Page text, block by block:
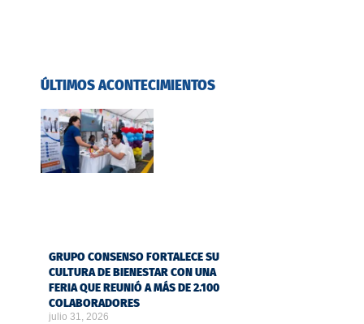
ÚLTIMOS ACONTECIMIENTOS
GRUPO CONSENSO FORTALECE SU
CULTURA DE BIENESTAR CON UNA
FERIA QUE REUNIÓ A MÁS DE 2.100
COLABORADORES
julio 31, 2026